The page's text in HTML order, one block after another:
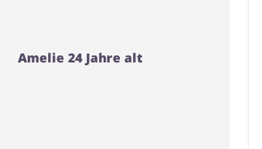
Amelie 24 Jahre alt